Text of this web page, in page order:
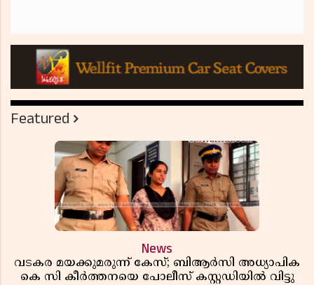
Featured
News
വടകര മയക്കുമരുന്ന് കേസ്; ബിആർസി അധ്യാപിക
കെ സി കീർത്തനയെ പോലീസ് കസ്റ്റഡിയിൽ വിട്ടു